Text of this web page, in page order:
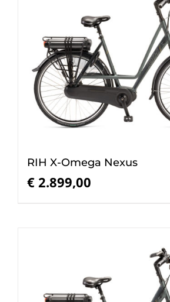
RIH X-Omega Nexus
€ 2.899,00